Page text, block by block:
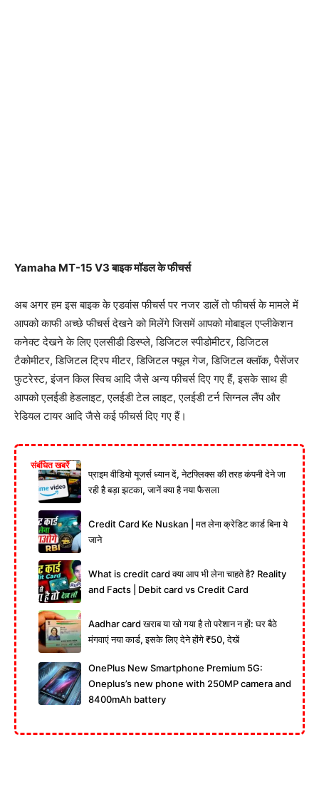
Yamaha MT-15 V3 बाइक मॉडल के फीचर्स
अब अगर हम इस बाइक के एडवांस फीचर्स पर नजर डालें तो फीचर्स के मामले में
आपको काफी अच्छे फीचर्स देखने को मिलेंगे जिसमें आपको मोबाइल एप्लीकेशन
कनेक्ट देखने के लिए एलसीडी डिस्प्ले, डिजिटल स्पीडोमीटर, डिजिटल
टैकोमीटर, डिजिटल ट्रिप मीटर, डिजिटल फ्यूल गेज, डिजिटल क्लॉक, पैसेंजर
फुटरेस्ट, इंजन किल स्विच आदि जैसे अन्य फीचर्स दिए गए हैं, इसके साथ ही
आपको एलईडी हेडलाइट, एलईडी टेल लाइट, एलईडी टर्न सिग्नल लैंप और
रेडियल टायर आदि जैसे कई फीचर्स दिए गए हैं।
संबंधित खबरें
प्राइम वीडियो यूजर्स ध्यान दें, नेटफ्लिक्स की तरह कंपनी देने जा
रही है बड़ा झटका, जानें क्या है नया फैसला
Credit Card Ke Nuskan | मत लेना क्रेडिट कार्ड बिना ये
जाने
What is credit card क्या आप भी लेना चाहते है? Reality
and Facts | Debit card vs Credit Card
Aadhar card खराब या खो गया है तो परेशान न हों: घर बैठे
मंगवाएं नया कार्ड, इसके लिए देने होंगे ₹50, देखें
OnePlus New Smartphone Premium 5G:
Oneplus’s new phone with 250MP camera and
8400mAh battery